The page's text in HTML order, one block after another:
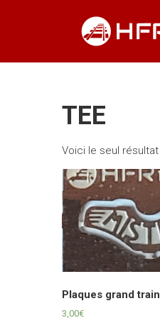
HFR160
TEE
Voici le seul résultat
Plaques grand train
3,00€